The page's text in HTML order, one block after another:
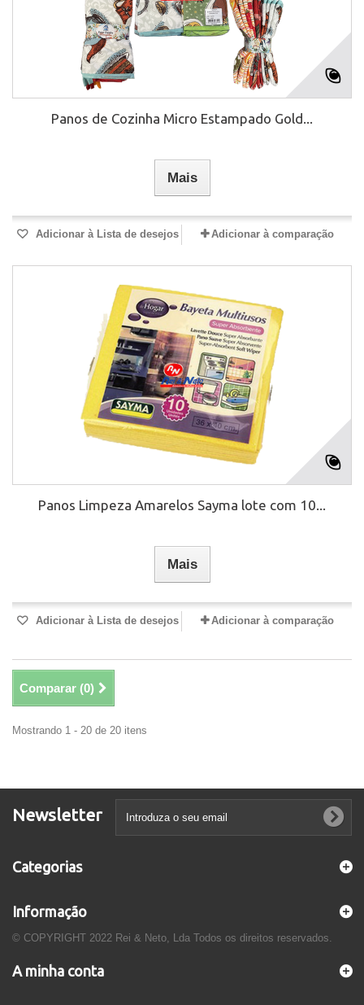
Panos de Cozinha Micro Estampado Gold...
Mais
Adicionar à Lista de desejos Adicionar à comparação
Panos Limpeza Amarelos Sayma lote com 10...
Mais
Adicionar à Lista de desejos Adicionar à comparação
Comparar (0)
Mostrando 1 - 20 de 20 itens
Newsletter
Categorias
Informação
© COPYRIGHT 2022 Rei & Neto, Lda Todos os direitos reservados.
A minha conta